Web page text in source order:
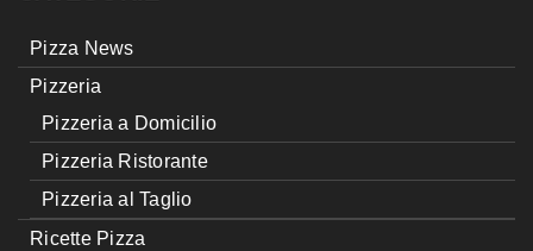
Pizza News
Pizzeria
Pizzeria a Domicilio
Pizzeria Ristorante
Pizzeria al Taglio
Ricette Pizza